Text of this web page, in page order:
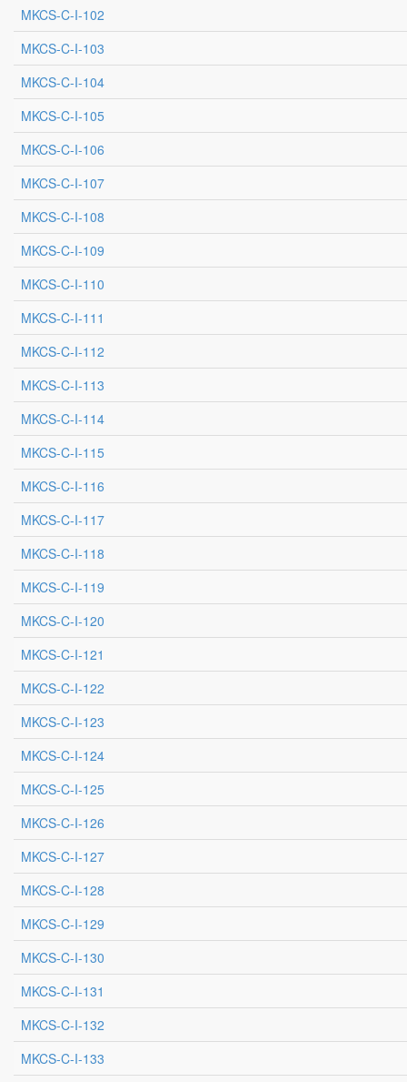
MKCS-C-I-102
MKCS-C-I-103
MKCS-C-I-104
MKCS-C-I-105
MKCS-C-I-106
MKCS-C-I-107
MKCS-C-I-108
MKCS-C-I-109
MKCS-C-I-110
MKCS-C-I-111
MKCS-C-I-112
MKCS-C-I-113
MKCS-C-I-114
MKCS-C-I-115
MKCS-C-I-116
MKCS-C-I-117
MKCS-C-I-118
MKCS-C-I-119
MKCS-C-I-120
MKCS-C-I-121
MKCS-C-I-122
MKCS-C-I-123
MKCS-C-I-124
MKCS-C-I-125
MKCS-C-I-126
MKCS-C-I-127
MKCS-C-I-128
MKCS-C-I-129
MKCS-C-I-130
MKCS-C-I-131
MKCS-C-I-132
MKCS-C-I-133